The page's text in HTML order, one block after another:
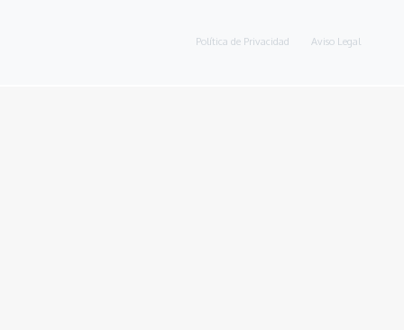
Política de Privacidad Aviso Legal